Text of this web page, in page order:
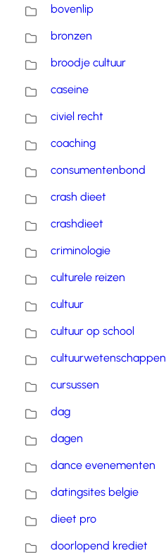
bovenlip
bronzen
broodje cultuur
caseine
civiel recht
coaching
consumentenbond
crash dieet
crashdieet
criminologie
culturele reizen
cultuur
cultuur op school
cultuurwetenschappen
cursussen
dag
dagen
dance evenementen
datingsites belgie
dieet pro
doorlopend krediet